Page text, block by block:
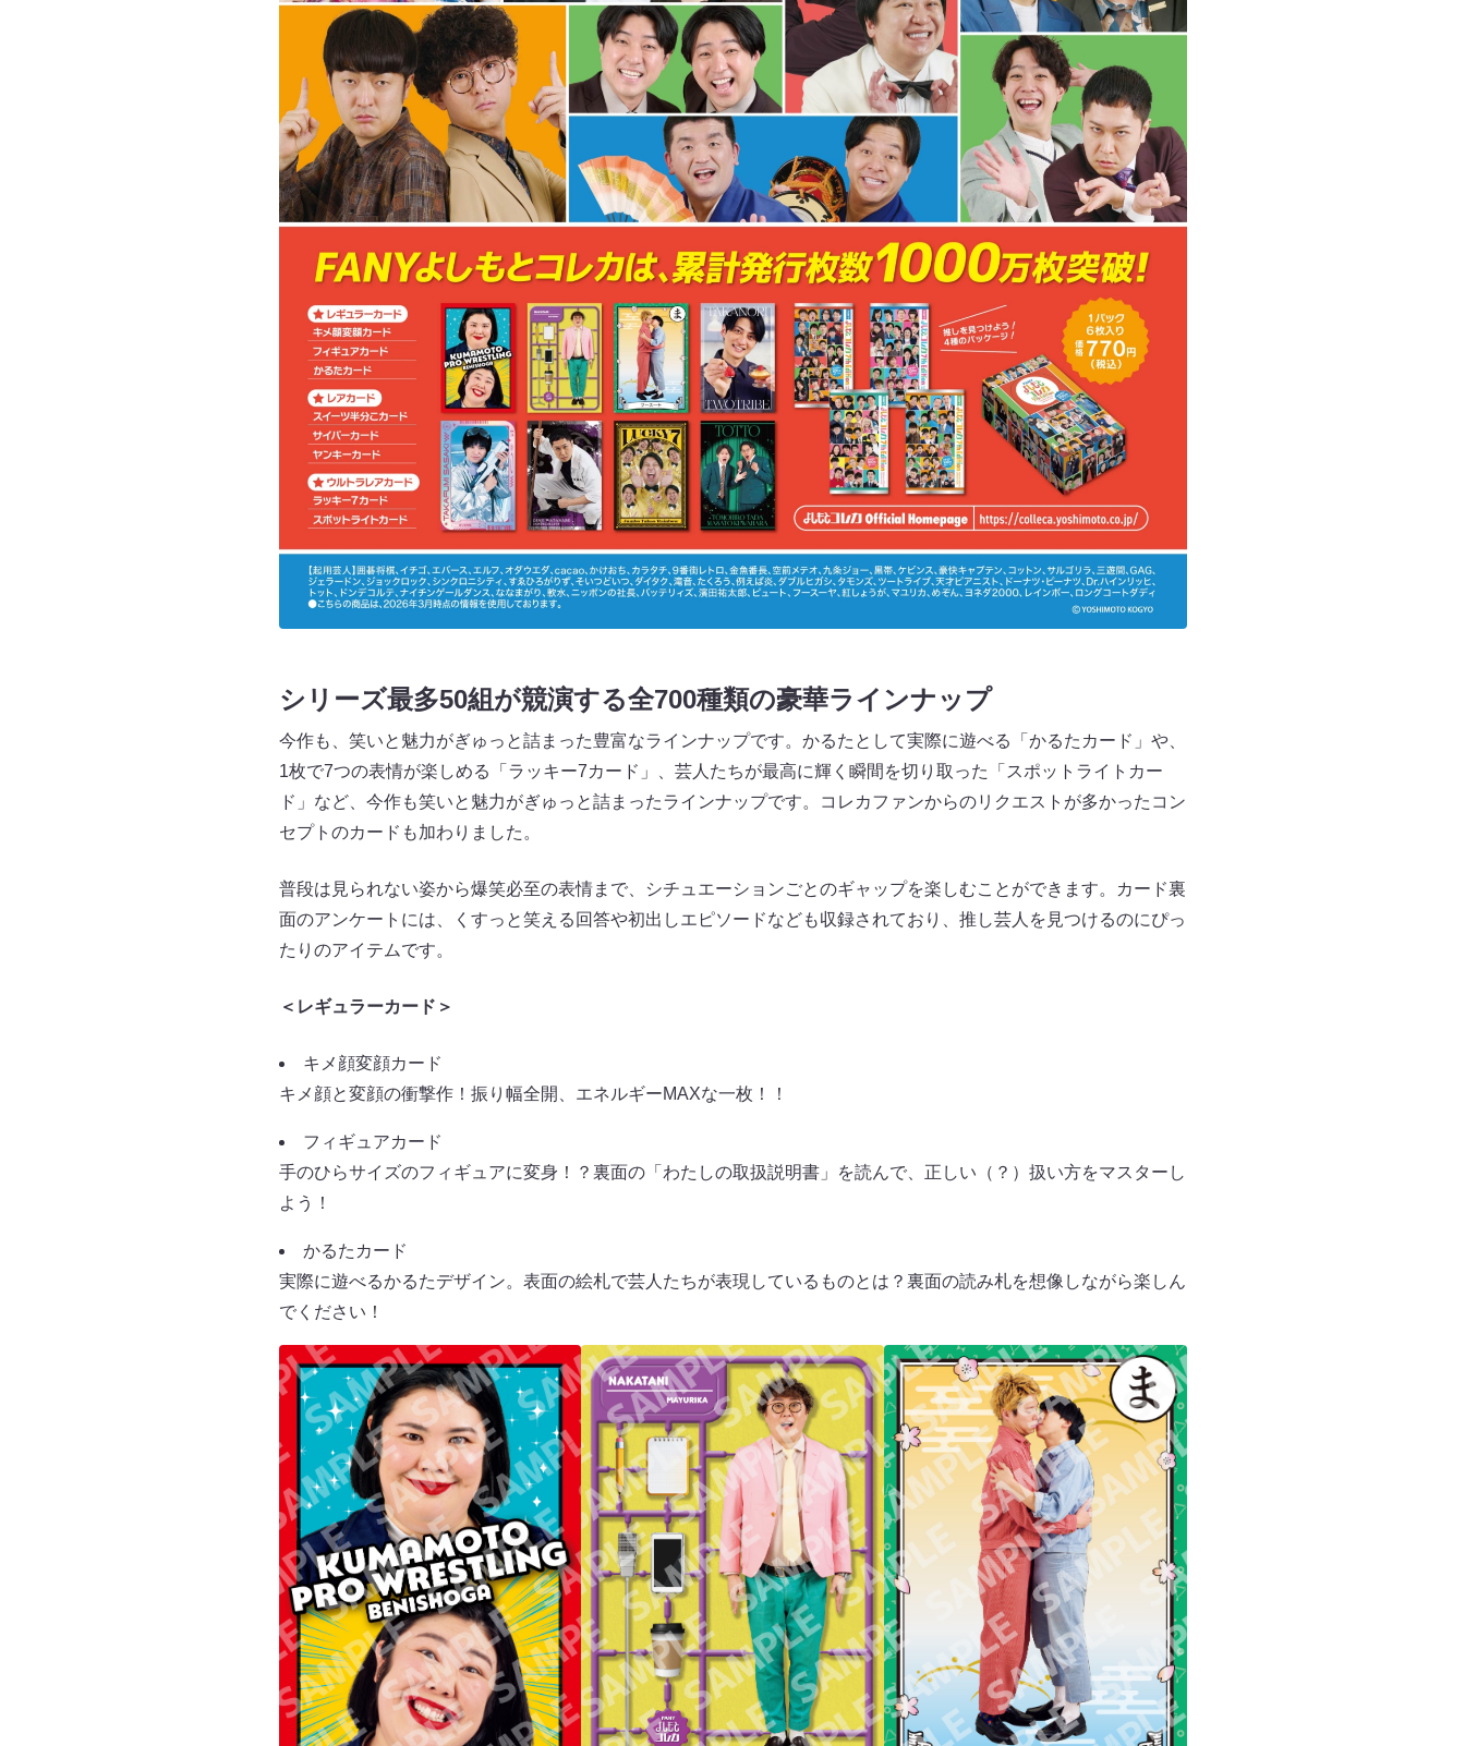
シリーズ最多50組が競演する全700種類の豪華ラインナップ
今作も、笑いと魅力がぎゅっと詰まった豊富なラインナップです。かるたとして実際に遊べる「かるたカード」や、
1枚で7つの表情が楽しめる「ラッキー7カード」、芸人たちが最高に輝く瞬間を切り取った「スポットライトカー
ド」など、今作も笑いと魅力がぎゅっと詰まったラインナップです。コレカファンからのリクエストが多かったコン
セプトのカードも加わりました。
普段は見られない姿から爆笑必至の表情まで、シチュエーションごとのギャップを楽しむことができます。カード裏
面のアンケートには、くすっと笑える回答や初出しエピソードなども収録されており、推し芸人を見つけるのにぴっ
たりのアイテムです。
＜レギュラーカード＞
キメ顔変顔カード
キメ顔と変顔の衝撃作！振り幅全開、エネルギーMAXな一枚！！
フィギュアカード
手のひらサイズのフィギュアに変身！？裏面の「わたしの取扱説明書」を読んで、正しい（？）扱い方をマスターし
よう！
かるたカード
実際に遊べるかるたデザイン。表面の絵札で芸人たちが表現しているものとは？裏面の読み札を想像しながら楽しん
でください！